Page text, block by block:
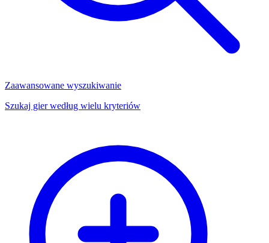
Zaawansowane wyszukiwanie
Szukaj gier według wielu kryteriów